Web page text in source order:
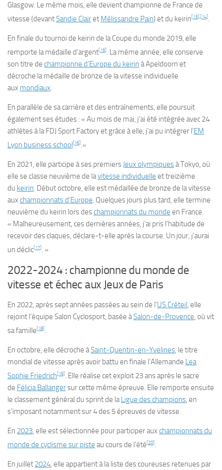
Glasgow. Le même mois, elle devient championne de France de
vitesse (devantSandie Clairet Mélissandre Pain) et du keirin[13] [14].
En finale du tournoi de keirin de la Coupe du monde 2019, elle
remporte la médaille d’argent[15]. La même année, elle conserve
son titre de championne d’Europe du keirin à Apeldoorn et
décroche la médaille de bronze de la vitesse individuelle
aux mondiaux.
En parallèle de sa carrière et des entraînements, elle poursuit
également ses études : « Au mois de mai, j’ai été intégrée avec 24
athlètes à la FDJ Sport Factory et grâce à elle, j’ai pu intégrer l’EM
Lyon business school[16].»
En 2021, elle participe à ses premiers Jeux olympiquesà Tokyo, où
elle se classe neuvième de lavitesse individuelle et treizième
du keirin. Début octobre, elle est médaillée de bronze de la vitesse
aux championnats d’Europe. Quelques jours plus tard, elle termine
neuvième du keirin lors deschampionnats du monde en France.
« Malheureusement, ces dernières années, j’ai pris l’habitude de
recevoir des claques, déclare-t-elle après la course. Un jour, j’aurai
un déclic[17]. »
2022-2024 : championne du monde de
vitesse et échec aux Jeux de Paris
En 2022, après sept années passées au sein de l’US Créteil, elle
rejoint l’équipe Salon Cyclosport, basée àSalon-de-Provence, où vit
sa famille[18].
En octobre, elle décroche àSaint-Quentin-en-Yvelines, le titre
mondial de vitesse après avoir battu en finale l’Allemande Lea
Sophie Friedrich[19]. Elle réalise cet exploit 23 ans après le sacre
de Félicia Ballangersur cette même épreuve. Elle remporte ensuite
le classement général du sprint de laLigue des champions, en
s’imposant notamment sur 4 des 5 épreuves de vitesse.
En 2023, elle est sélectionnée pour participer aux championnats du
monde de cyclisme sur piste au cours de l’été[20].
En juillet 2024, elle appartient à la liste des coureuses retenues par